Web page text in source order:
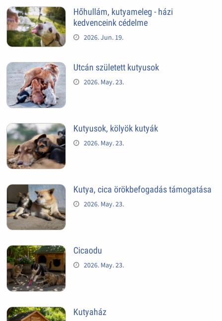
Hőhullám, kutyameleg - házi
kedvenceink cédelme
2026. Jun. 19.
Utcán született kutyusok
2026. May. 23.
Kutyusok, kölyök kutyák
2026. May. 23.
Kutya, cica örökbefogadás támogatása
2026. May. 23.
Cicaodu
2026. May. 23.
Kutyaház